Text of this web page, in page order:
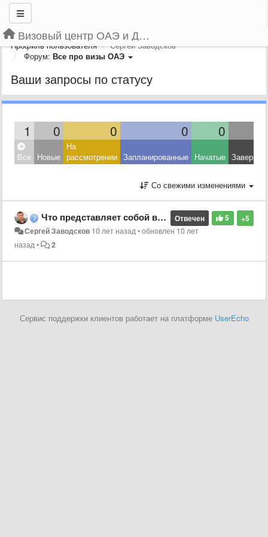
Визовый центр ОАЭ и Дубая
Профиль пользователя
Сергей Заводсков
Форум: Все про визы ОАЭ
Ваши запросы по статусу
1 0 0 0 0
Все Новые
На
рассмотрении Запланированные Начатые
Со свежими изменениями
+5
5
Отвечен
Что представляет собой виза в ОАЭ?
Сергей Заводсков 10 лет назад•обновлен 10 лет
назад• 2
Сервис поддержки клиентов работает на платформе UserEcho